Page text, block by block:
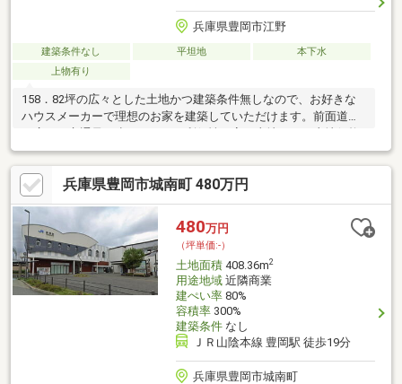
兵庫県豊岡市江野
建築条件なし 平坦地
本下水
上物有り
158．82坪の広々とした土地かつ建築条件無しなので、お好きな
ハウスメーカーで理想のお家を建築していただけます。前面道路
が広く、交通量が少ないため、利便性が高い土地です。土地価格
を抑えて広い土地をお探
兵庫県豊岡市城南町 480万円
480万円
（坪単価:-）
土地面積408.36m2
用途地域近隣商業
建ぺい率80%
容積率300%
建築条件なし
ＪＲ山陰本線 豊岡駅 徒歩19分
兵庫県豊岡市城南町